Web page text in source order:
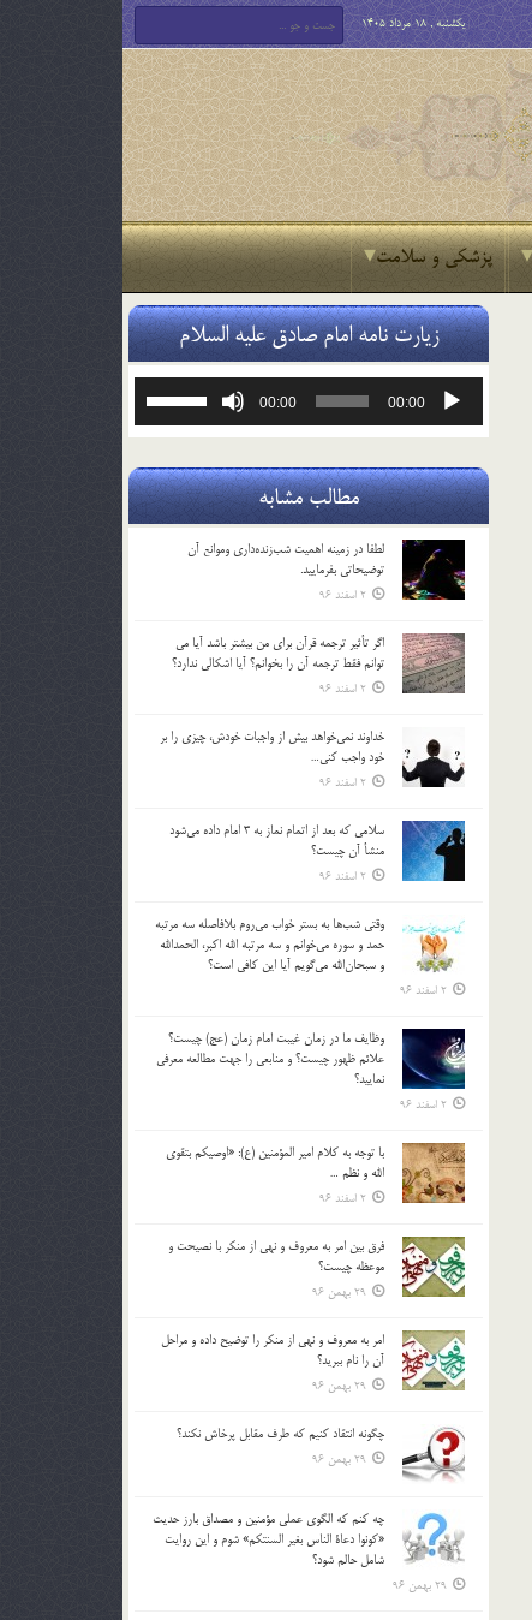
یکشنبه , 18 مرداد 1405
پزشکی و سلامت
زیارت نامه امام صادق علیه السلام
پخش‌کننده
00:00
00:00
یا
صدا
کلیدهای
مطالب مشابه
لطفا در زمينه اهميت شب‌زنده‌داري وموانع آن
توضيحاتي بفرماييد.
2 اسفند 96
اگر تأثير ترجمه قرآن براي من بيشتر باشد آيا مي
توانم فقط ترجمه آن را بخوانم؟ آيا اشكالي ندارد؟
2 اسفند 96
خداوند نمي‌خواهد بيش از واجبات خودش، چيزي را بر
خود واجب كني…
2 اسفند 96
سلامي كه بعد از اتمام نماز به 3 امام داده مي‌شود
منشأ آن چيست؟
2 اسفند 96
وقتي شب‌ها به بستر خواب مي‌روم بلافاصله سه مرتبه
حمد و سوره مي‌خوانم و سه مرتبه الله اكبر، الحمدالله
و سبحان‌الله مي‌گويم آيا اين كافي است؟
2 اسفند 96
وظايف ما در زمان غيبت امام زمان (عج) چيست؟
علائم ظهور چيست؟ و منابعي را جهت مطالعه معرفي
نماييد؟
2 اسفند 96
با توجه به كلام امير المؤمنين (ع): «اوصيكم بتقوي
الله و نظم …
2 اسفند 96
فرق بين امر به معروف و نهي از منكر با نصيحت و
موعظه چيست؟
29 بهمن 96
امر به معروف و نهي از منكر را توضيح داده و مراحل
آن را نام ببريد؟
29 بهمن 96
چگونه انتقاد كنيم كه طرف مقابل پرخاش نكند؟
29 بهمن 96
چه كنم كه الگوي عملي مؤمنين و مصداق بارز حديث
«كونوا دعاة الناس بغير السنتكم» شوم و اين روايت
شامل حالم شود؟
29 بهمن 96